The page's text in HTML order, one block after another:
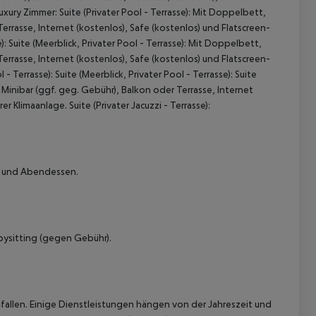
Zimmer: Suite (Privater Pool - Terrasse): Mit Doppelbett,
Internet (kostenlos), Safe (kostenlos) und Flatscreen-
Suite (Meerblick, Privater Pool - Terrasse): Mit Doppelbett,
Internet (kostenlos), Safe (kostenlos) und Flatscreen-
Terrasse): Suite (Meerblick, Privater Pool - Terrasse): Suite
(ggf. geg. Gebühr), Balkon oder Terrasse, Internet
Suite (Privater Jacuzzi - Terrasse):
Abendessen.
(gegen Gebühr).
Einige Dienstleistungen hängen von der Jahreszeit und